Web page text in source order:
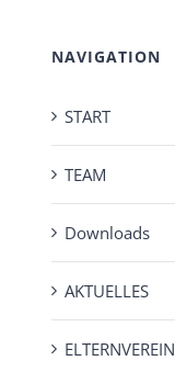
NAVIGATION
START
TEAM
Downloads
AKTUELLES
ELTERNVEREIN